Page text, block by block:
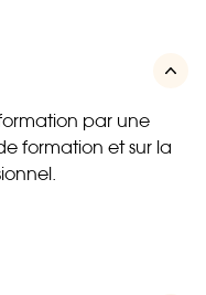
par une
formation et sur la